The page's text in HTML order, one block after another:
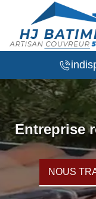
Entreprise
NOUS